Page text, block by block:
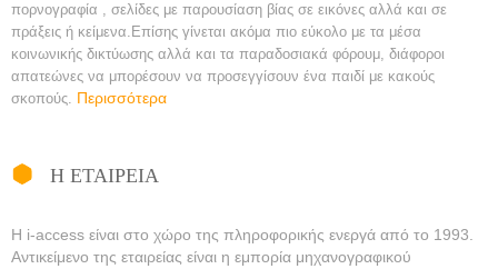
πορνογραφία , σελίδες με παρουσίαση βίας σε εικόνες αλλά και σε
πράξεις ή κείμενα. Επίσης γίνεται ακόμα πιο εύκολο με τα μέσα
κοινωνικής δικτύωσης αλλά και τα παραδοσιακά φόρουμ, διάφοροι
απατεώνες να μπορέσουν να προσεγγίσουν ένα παιδί με κακούς
σκοπούς. Περισσότερα
Η ΕΤΑΙΡΕΙΑ
Η i-access είναι στο χώρο της πληροφορικής ενεργά από το 1993.
Αντικείμενο της εταιρείας είναι η εμπορία μηχανογραφικού